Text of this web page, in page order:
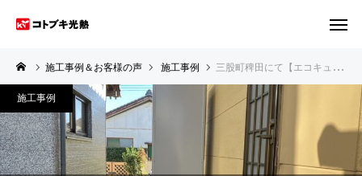
施工事例＆お客様の声 施工事例 三股町稗田にて【エコキュート交換工事】※10年前のエコキュート→「三菱SRT-S467」(フルオートタイプ)
施工事例